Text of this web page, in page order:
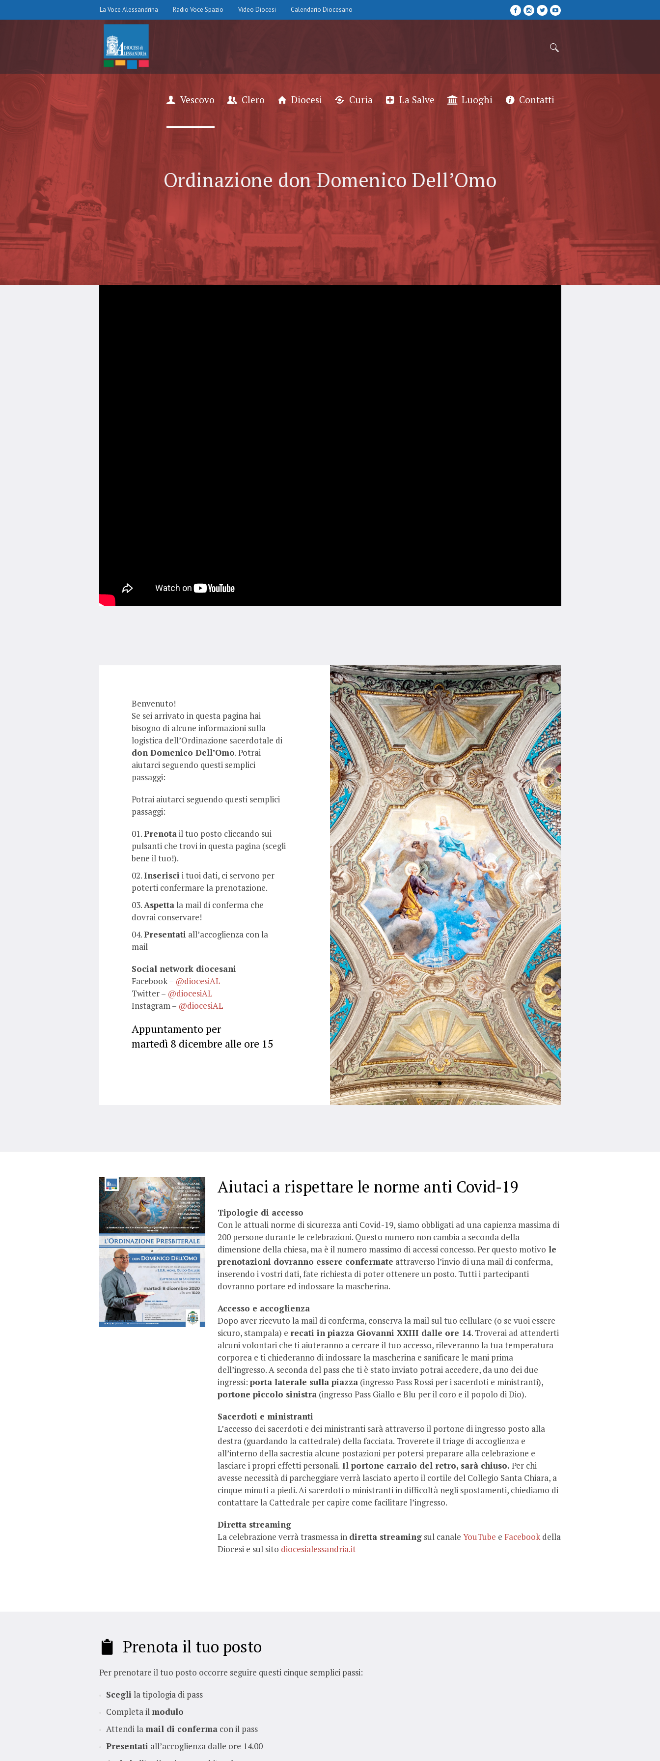
La Voce Alessandrina Radio Voce Spazio Video Diocesi Calendario Diocesano
Vescovo Clero Diocesi Curia La Salve Luoghi Contatti
Ordinazione don Domenico Dell’Omo
Benvenuto!
Se sei arrivato in questa pagina hai
bisogno di alcune informazioni sulla
logistica dell’Ordinazione sacerdotale di
don Domenico Dell’Omo. Potrai
aiutarci seguendo questi semplici
passaggi:
Potrai aiutarci seguendo questi semplici
passaggi:
Prenotail tuo posto cliccando sui
pulsanti che trovi in questa pagina (scegli
bene il tuo!).
Inserisci i tuoi dati, ci servono per
poterti confermare la prenotazione.
Aspettala mail di conferma che
dovrai conservare!
Presentati all’accoglienza con la
mail
Social network diocesani
Facebook – @diocesiAL
Twitter – @diocesiAL
Instagram – @diocesiAL
Appuntamento per
martedì 8 dicembre alle ore 15
Aiutaci a rispettare le norme anti Covid-19
Tipologie di accesso
Con le attuali norme di sicurezza anti Covid-19, siamo obbligati ad una capienza massima di
200 persone durante le celebrazioni. Questo numero non cambia a seconda della
dimensione della chiesa, ma è il numero massimo di accessi concesso. Per questo motivo le
prenotazioni dovranno essere confermate attraverso l’invio di una mail di conferma,
inserendo i vostri dati, fate richiesta di poter ottenere un posto. Tutti i partecipanti
dovranno portare ed indossare la mascherina.
Accesso e accoglienza
Dopo aver ricevuto la mail di conferma, conserva la mail sul tuo cellulare (o se vuoi essere
sicuro, stampala) e recati in piazza Giovanni XXIII dalle ore 14. Troverai ad attenderti
alcuni volontari che ti aiuteranno a cercare il tuo accesso, rileveranno la tua temperatura
corporea e ti chiederanno di indossare la mascherina e sanificare le mani prima
dell’ingresso. A seconda del pass che ti è stato inviato potrai accedere, da uno dei due
ingressi:porta laterale sulla piazza (ingresso Pass Rossi per i sacerdoti e ministranti),
portone piccolo sinistra (ingresso Pass Giallo e Blu per il coro e il popolo di Dio).
Sacerdoti e ministranti
L’accesso dei sacerdoti e dei ministranti sarà attraverso il portone di ingresso posto alla
destra (guardando la cattedrale) della facciata. Troverete il triage di accoglienza e
all’interno della sacrestia alcune postazioni per potersi preparare alla celebrazione e
lasciare i propri effetti personali. Il portone carraio del retro, sarà chiuso. Per chi
avesse necessità di parcheggiare verrà lasciato aperto il cortile del Collegio Santa Chiara, a
cinque minuti a piedi. Ai sacerdoti o ministranti in difficoltà negli spostamenti, chiediamo di
contattare la Cattedrale per capire come facilitare l’ingresso.
Diretta streaming
La celebrazione verrà trasmessa in diretta streaming sul canaleYouTube e Facebookdella
Diocesi e sul sito diocesialessandria.it
Prenota il tuo posto
Per prenotare il tuo posto occorre seguire questi cinque semplici passi:
Scegli la tipologia di pass
Completa il modulo
Attendi la mail di confermacon il pass
Presentati all’accoglienza dalle ore 14.00